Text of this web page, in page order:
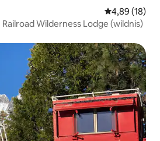
Gemiddelde
4,89 (18)
Wilderness Lodge (wildnis)